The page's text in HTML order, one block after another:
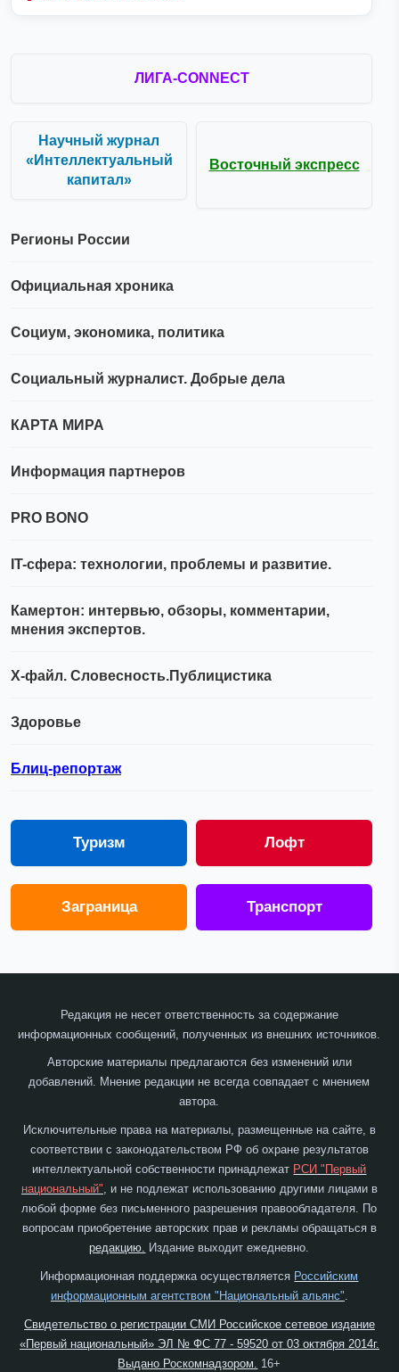
ЛИГА-CONNECT
Научный журнал
«Интеллектуальный
капитал»
Восточный экспресс
Регионы России
Официальная хроника
Социум, экономика, политика
Социальный журналист. Добрые дела
КАРТА МИРА
Информация партнеров
PRO BONO
IT-сфера: технологии, проблемы и развитие.
Камертон: интервью, обзоры, комментарии,
мнения экспертов.
Х-файл. Словесность.Публицистика
Здоровье
Блиц-репортаж
Туризм Лофт
Заграница Транспорт
Редакция не несет ответственность за содержание
информационных сообщений, полученных из внешних источников.
Авторские материалы предлагаются без изменений или
добавлений. Мнение редакции не всегда совпадает с мнением
автора.
Исключительные права на материалы, размещенные на сайте, в
соответствии с законодательством РФ об охране результатов
интеллектуальной собственности принадлежат РСИ "Первый
национальный", и не подлежат использованию другими лицами в
любой форме без письменного разрешения правообладателя. По
вопросам приобретение авторских прав и рекламы обращаться в
редакцию. Издание выходит ежедневно.
Информационная поддержка осуществляется Российским
информационным агентством "Национальный альянс"
Свидетельство о регистрации СМИ Российское сетевое издание
«Первый национальный» ЭЛ № ФС 77 - 59520 от 03 октября 2014г.
Выдано Роскомнадзором.
16+